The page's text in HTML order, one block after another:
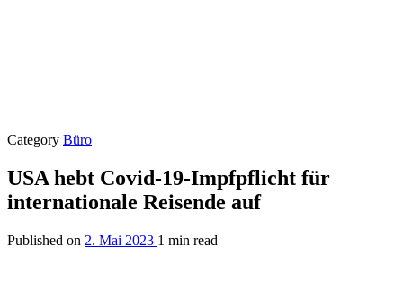
Category Büro
USA hebt Covid-19-Impfpflicht für
internationale Reisende auf
Published on 2. Mai 2023 1 min read